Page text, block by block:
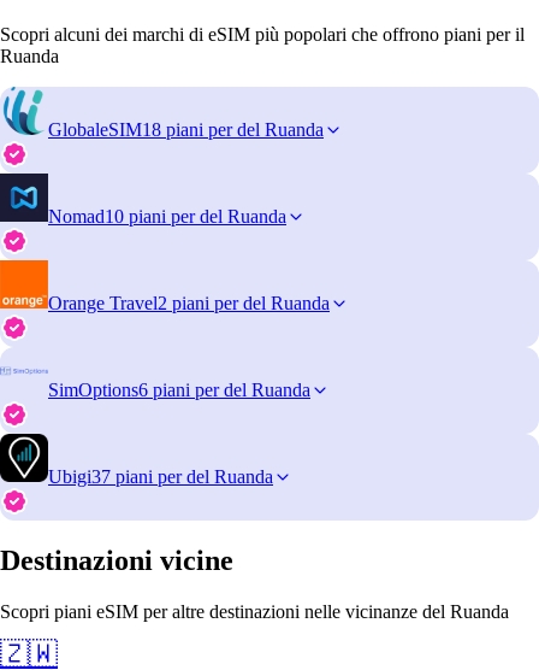
Scopri alcuni dei marchi di eSIM più popolari che offrono piani per il
Ruanda
GlobaleSIM18 piani per del Ruanda
Nomad10 piani per del Ruanda
Orange Travel2 piani per del Ruanda
SimOptions6 piani per del Ruanda
Ubigi37 piani per del Ruanda
Destinazioni vicine
Scopri piani eSIM per altre destinazioni nelle vicinanze del Ruanda
🇿🇼